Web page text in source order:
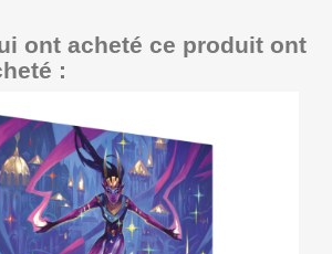
ont acheté ce produit ont
: